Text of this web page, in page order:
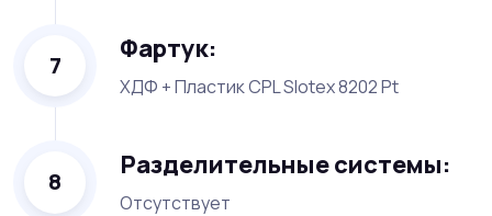
7
Фартук:
ХДФ + Пластик CPL Slotex 8202 Pt
8
Разделительные системы:
Отсутствует